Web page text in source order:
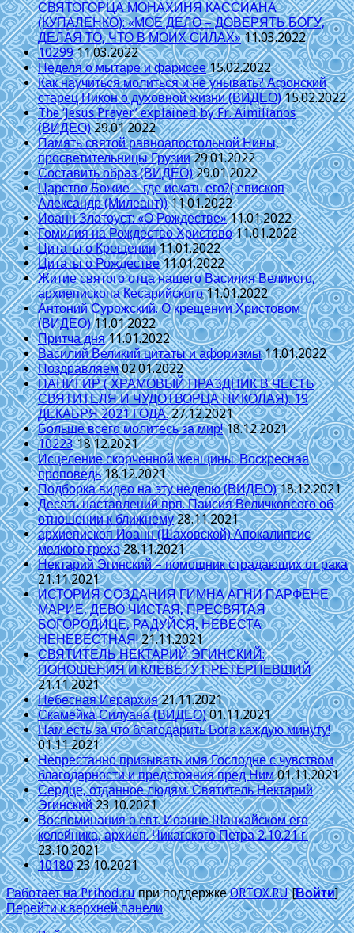
СВЯТОГОРЦА МОНАХИНЯ КАССИАНА
(КУПАЛЕНКО): «МОЕ ДЕЛО – ДОВЕРЯТЬ БОГУ,
ДЕЛАЯ ТО, ЧТО В МОИХ СИЛАХ» 11.03.2022
10299 11.03.2022
Неделя о мытаре и фарисее 15.02.2022
Как научиться молиться и не унывать? Афонский
старец Никон о духовной жизни (ВИДЕО) 15.02.2022
The ‘Jesus Prayer’ explained by Fr. Aimilianos
(ВИДЕО) 29.01.2022
Память святой равноапостольной Нины,
просветительницы Грузии 29.01.2022
Составить образ (ВИДЕО) 29.01.2022
Царство Божие – где искать его?( епископ
Александр (Милеант)) 11.01.2022
Иоанн Златоуст: «О Рождестве» 11.01.2022
Гомилия на Рождество Христово 11.01.2022
Цитаты о Крещении 11.01.2022
Цитаты о Рождестве 11.01.2022
Житие святого отца нашего Василия Великого,
архиепископа Кесарийского 11.01.2022
Антоний Сурожский. О крещении Христовом
(ВИДЕО) 11.01.2022
Притча дня 11.01.2022
Василий Великий цитаты и афоризмы 11.01.2022
Поздравляем 02.01.2022
ПАНИГИР ( ХРАМОВЫЙ ПРАЗДНИК В ЧЕСТЬ
СВЯТИТЕЛЯ И ЧУДОТВОРЦА НИКОЛАЯ). 19
ДЕКАБРЯ 2021 ГОДА. 27.12.2021
Больше всего молитесь за мир! 18.12.2021
10223 18.12.2021
Исцеление скорченной женщины. Воскресная
проповедь 18.12.2021
Подборка видео на эту неделю (ВИДЕО) 18.12.2021
Десять наставлений прп. Паисия Величковсого об
отношении к ближнему 28.11.2021
архиепископ Иоанн (Шаховской) Апокалипсис
мелкого греха 28.11.2021
Нектарий Эгинский – помощник страдающих от рака
21.11.2021
ИСТОРИЯ СОЗДАНИЯ ГИМНА АГНИ ПАРФЕНЕ
МАРИЕ, ДЕВО ЧИСТАЯ, ПРЕСВЯТАЯ
БОГОРОДИЦЕ, РАДУЙСЯ, НЕВЕСТА
НЕНЕВЕСТНАЯ! 21.11.2021
СВЯТИТЕЛЬ НЕКТАРИЙ ЭГИНСКИЙ:
ПОНОШЕНИЯ И КЛЕВЕТУ ПРЕТЕРПЕВШИЙ
21.11.2021
Небесная Иерархия 21.11.2021
Скамейка Силуана (ВИДЕО) 01.11.2021
Нам есть за что благодарить Бога каждую минуту!
01.11.2021
Непрестанно призывать имя Господне с чувством
благодарности и предстояния пред Ним 01.11.2021
Сердце, отданное людям. Святитель Нектарий
Эгинский 23.10.2021
Воспоминания о свт. Иоанне Шанхайском его
келейника, архиеп. Чикагского Петра 2.10.21 г.
23.10.2021
10180 23.10.2021
Работает на Prihod.ruпри поддержкеORTOX.RU[Войти]
Перейти к верхней панели